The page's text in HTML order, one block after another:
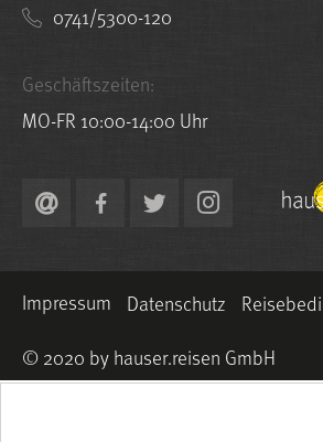
0741/5300-120
Geschäftszeiten:
MO-FR 10:00-14:00 Uhr
Impressum Datenschutz
© 2020 by hauser.reisen GmbH